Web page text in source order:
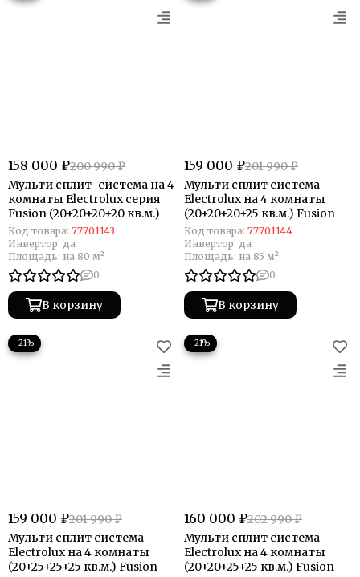
158 000 ₽200 990 ₽
Мульти сплит-система на 4
комнаты Electrolux серия
Fusion (20+20+20+20 кв.м.)
Код товара: 77701143
Инвертор: да
Площадь: на 80 м²
0
В корзину
159 000 ₽201 990 ₽
Мульти сплит система
Electrolux на 4 комнаты
(20+20+20+25 кв.м.) Fusion
Код товара: 77701144
Инвертор: да
Площадь: на 85 м²
0
В корзину
−21%
159 000 ₽201 990 ₽
Мульти сплит система
Electrolux на 4 комнаты
(20+25+25+25 кв.м.) Fusion
−21%
160 000 ₽202 990 ₽
Мульти сплит система
Electrolux на 4 комнаты
(20+20+25+25 кв.м.) Fusion